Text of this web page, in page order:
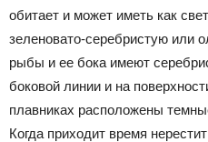
обитает и может иметь как
зеленовато-серебристую или
рыбы и ее бока имеют
боковой линии и на
плавниках расположены
Когда приходит время